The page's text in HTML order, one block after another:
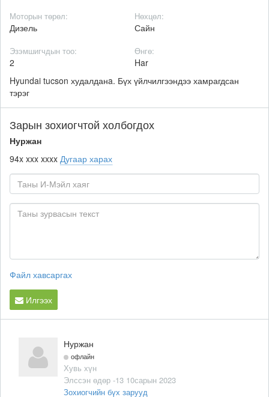
Моторын төрөл:
Дизель
Нөхцөл:
Сайн
Эзэмшигчдын тоо:
2
Өнгө:
Har
Hyundai tucson худалданa. Бүх үйлчилгээндээ хамрагдсан
тэрэг
Зарын зохиогчтой холбогдох
Нуржан
94x xxx xxxx Дугаар харах
Файл хавсаргах
Илгээх
Нуржан
офлайн
Хувь хүн
Элссэн өдөр -13 10сарын 2023
Зохиогчийн бүх зарууд